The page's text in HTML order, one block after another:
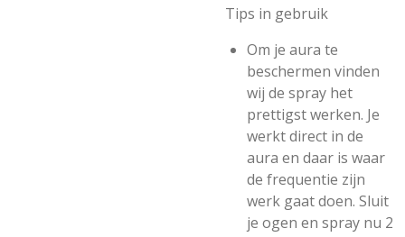
Tips in gebruik
Om je aura te
beschermen vinden
wij de spray het
prettigst werken. Je
werkt direct in de
aura en daar is waar
de frequentie zijn
werk gaat doen. Sluit
je ogen en spray nu 2